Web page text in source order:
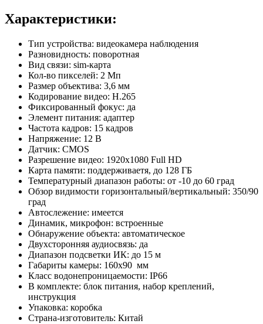
Характеристики:
Тип устройства: видеокамера наблюдения
Разновидность: поворотная
Вид связи: sim-карта
Кол-во пикселей: 2 Мп
Размер объектива: 3,6 мм
Кодирование видео: H.265
Фиксированный фокус: да
Элемент питания: адаптер
Частота кадров: 15 кадров
Напряжение: 12 В
Датчик: CMOS
Разрешение видео: 1920х1080 Full HD
Карта памяти: поддерживаетя, до 128 ГБ
Температурный диапазон работы: от -10 до 60 град
Обзор видимости горизонтальный/вертикальный: 350/90
град
Автослежение: имеется
Динамик, микрофон: встроенные
Обнаружение объекта: автоматическое
Двухсторонняя аудиосвязь: да
Диапазон подсветки ИК: до 15 м
Габариты камеры: 160х90 мм
Класс водонепроницаемости: IP66
В комплекте: блок питания, набор креплений,
инструкция
Упаковка: коробка
Страна-изготовитель: Китай